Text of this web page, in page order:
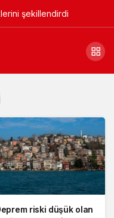
şekillendirdi
riski düşük olan